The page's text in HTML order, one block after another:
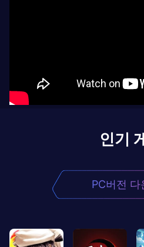
인기
PC버전 다